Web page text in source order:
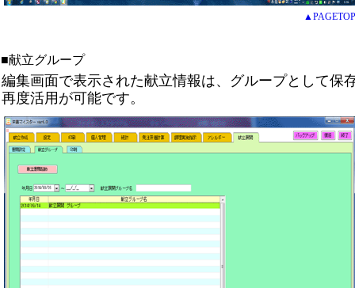
▲PAGETOP
■献立グループ
編集画面で表示された献立情報は、グループとして保
再度活用が可能です。